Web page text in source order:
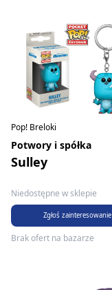
Pop! Breloki
Potwory i spółka
Sulley
Niedostępne w sklepie
Zgłoś zainteresowanie
Brak ofert na bazarze